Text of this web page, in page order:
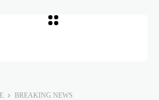
BREAKING NEWS